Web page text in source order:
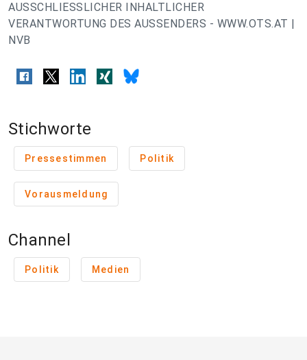
AUSSCHLIESSLICHER INHALTLICHER
VERANTWORTUNG DES AUSSENDERS - WWW.OTS.AT |
NVB
Stichworte
Pressestimmen Politik
Vorausmeldung
Channel
Politik Medien